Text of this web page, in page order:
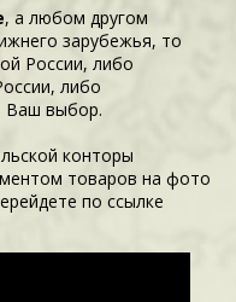
, а любом другом
зарубежья, то
России, либо
либо
Ваш выбор.
конторы
товаров на фото
по ссылке